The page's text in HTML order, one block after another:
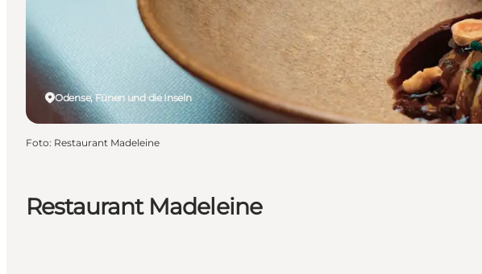
Restaurant Madeleine
Odense, Fünen und die Inseln
Foto: Restaurant Madeleine